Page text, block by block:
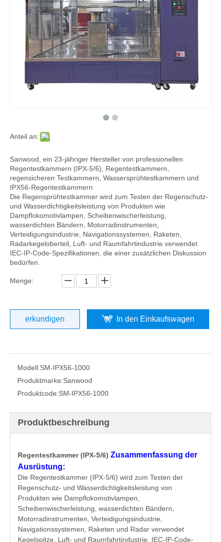
Anteil an:
Sanwood, ein 23-jähriger Hersteller von professionellen
Regentestkammern (IPX-5/6), Regentestkammern,
regensicheren Testkammern, Wassersprühtestkammern und
IPX56-Regentestkammern
Die Regensprühtestkammer wird zum Testen der Regenschutz-
und Wasserdichtigkeitsleistung von Produkten wie
Dampflokomotivlampen, Scheibenwischerleistung,
wasserdichten Bändern, Motorradinstrumenten,
Verteidigungsindustrie, Navigationssystemen, Raketen,
Radarkegeloberteil, Luft- und Raumfahrtindustrie verwendet.
IEC-IP-Code-Spezifikationen, die einer zusätzlichen Diskussion
bedürfen.
Menge:
erkundigen In den Einkaufswagen
Modell:SM-IPX56-1000
Produktmarke:Sanwood
Produktcode:SM-IPX56-1000
Produktbeschreibung
Regentestkammer (IPX-5/6) Zusammenfassung der
Ausrüstung:
Die Regentestkammer (IPX-5/6) wird zum Testen der
Regenschutz- und Wasserdichtigkeitsleistung von
Produkten wie Dampflokomotivlampen,
Scheibenwischerleistung, wasserdichten Bändern,
Motorradinstrumenten, Verteidigungsindustrie,
Navigationssystemen, Raketen und Radar verwendet
Kegelspitze, Luft- und Raumfahrtindustrie, IEC-IP-Code-